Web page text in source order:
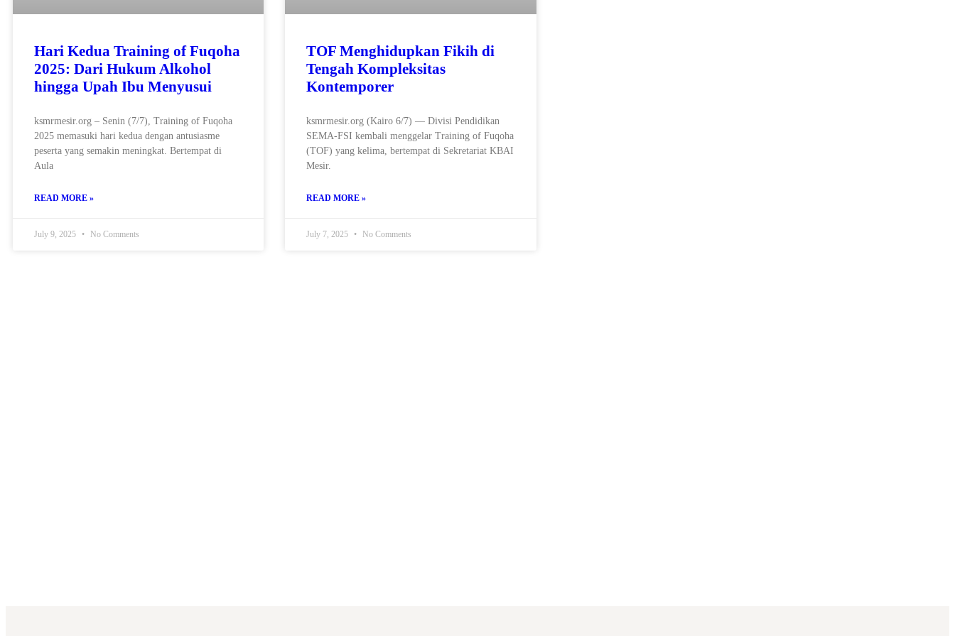
Hari Kedua Training of Fuqoha
2025: Dari Hukum Alkohol
hingga Upah Ibu Menyusui
ksmrmesir.org – Senin (7/7), Training of Fuqoha
2025 memasuki hari kedua dengan antusiasme
peserta yang semakin meningkat. Bertempat di
Aula
READ MORE »
July 9, 2025 No Comments
TOF Menghidupkan Fikih di
Tengah Kompleksitas
Kontemporer
ksmrmesir.org (Kairo 6/7) — Divisi Pendidikan
SEMA-FSI kembali menggelar Training of Fuqoha
(TOF) yang kelima, bertempat di Sekretariat KBAI
Mesir.
READ MORE »
July 7, 2025 No Comments